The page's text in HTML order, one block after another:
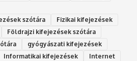
szótára
Fizikai kifejezések
Földrajzi kifejezések szótára
gyógyászati kifejezések
Informatikai kifejezések
Internet